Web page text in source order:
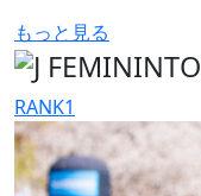
もっと見る
RANK1